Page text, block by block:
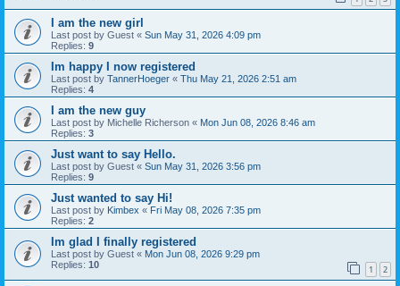
I am the new girl
Last post by Guest « Sun May 31, 2026 4:09 pm
Replies: 9
Im happy I now registered
Last post by TannerHoeger « Thu May 21, 2026 2:51 am
Replies: 4
I am the new guy
Last post by Michelle Richerson « Mon Jun 08, 2026 8:46 am
Replies: 3
Just want to say Hello.
Last post by Guest « Sun May 31, 2026 3:56 pm
Replies: 9
Just wanted to say Hi!
Last post by Kimbex « Fri May 08, 2026 7:35 pm
Replies: 2
Im glad I finally registered
Last post by Guest « Mon Jun 08, 2026 9:29 pm
Replies: 10 1 2